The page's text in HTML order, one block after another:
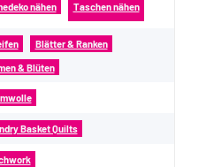
nähen Taschen nähen
Blätter & Ranken
& Blüten
Basket Quilts